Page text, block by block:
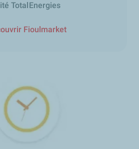
TotalEnergies
Fioulmarket